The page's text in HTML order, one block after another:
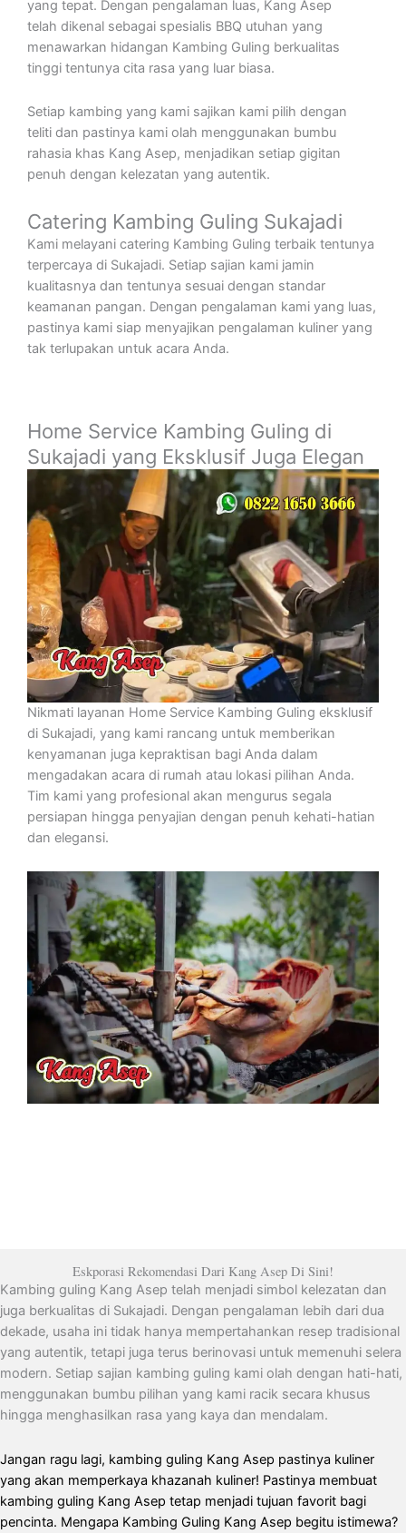
yang tepat. Dengan pengalaman luas, Kang Asep
telah dikenal sebagai spesialis BBQ utuhan yang
menawarkan hidangan Kambing Guling berkualitas
tinggi tentunya cita rasa yang luar biasa.
Setiap kambing yang kami sajikan kami pilih dengan
teliti dan pastinya kami olah menggunakan bumbu
rahasia khas Kang Asep, menjadikan setiap gigitan
penuh dengan kelezatan yang autentik.
Catering Kambing Guling Sukajadi
Kami melayani catering Kambing Guling terbaik tentunya
terpercaya di Sukajadi. Setiap sajian kami jamin
kualitasnya dan tentunya sesuai dengan standar
keamanan pangan. Dengan pengalaman kami yang luas,
pastinya kami siap menyajikan pengalaman kuliner yang
tak terlupakan untuk acara Anda.
Home Service Kambing Guling di
Sukajadi yang Eksklusif Juga Elegan
Nikmati layanan Home Service Kambing Guling eksklusif
di Sukajadi, yang kami rancang untuk memberikan
kenyamanan juga kepraktisan bagi Anda dalam
mengadakan acara di rumah atau lokasi pilihan Anda.
Tim kami yang profesional akan mengurus segala
persiapan hingga penyajian dengan penuh kehati-hatian
dan elegansi.
Eskporasi Rekomendasi Dari Kang Asep Di Sini!
Kambing guling Kang Asep telah menjadi simbol kelezatan dan
juga berkualitas di Sukajadi. Dengan pengalaman lebih dari dua
dekade, usaha ini tidak hanya mempertahankan resep tradisional
yang autentik, tetapi juga terus berinovasi untuk memenuhi selera
modern. Setiap sajian kambing guling kami olah dengan hati-hati,
menggunakan bumbu pilihan yang kami racik secara khusus
hingga menghasilkan rasa yang kaya dan mendalam.
Jangan ragu lagi, kambing guling Kang Asep pastinya kuliner
yang akan memperkaya khazanah kuliner! Pastinya membuat
kambing guling Kang Asep tetap menjadi tujuan favorit bagi
pencinta. Mengapa Kambing Guling Kang Asep begitu istimewa?